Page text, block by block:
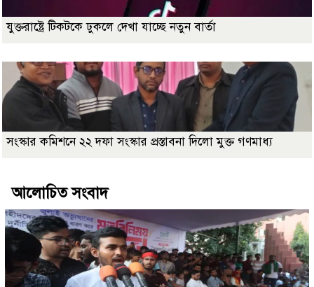
যুক্তরাষ্ট্রে টিকটকে ঢুকলে দেখা যাচ্ছে নতুন বার্তা
সংস্কার কমিশনে ২২ দফা সংস্কার প্রস্তাবনা দিলো মুক্ত গণমাধ্য
আলোচিত সংবাদ